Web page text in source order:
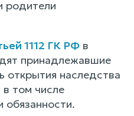
родители
1112 ГК РФ в
принадлежавшие
открытия наследства
том числе
обязанности.